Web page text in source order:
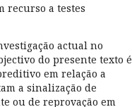
recurso a testes
actual no
do presente texto é
em relação a
a sinalização de
ou de reprovação em